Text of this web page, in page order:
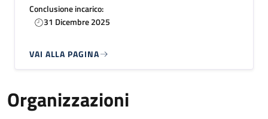
Conclusione incarico:
31 Dicembre 2025
VAI ALLA PAGINA
Organizzazioni